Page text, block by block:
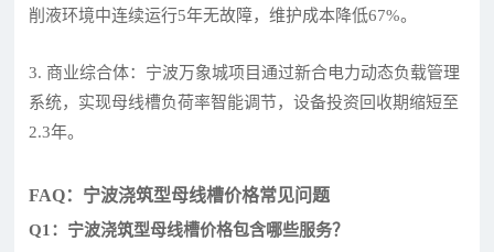
削液环境中连续运行5年无故障，维护成本降低67%。
3. 商业综合体：宁波万象城项目通过新合电力动态负载管理
系统，实现母线槽负荷率智能调节，设备投资回收期缩短至
2.3年。
FAQ：宁波浇筑型母线槽价格常见问题
Q1：宁波浇筑型母线槽价格包含哪些服务？